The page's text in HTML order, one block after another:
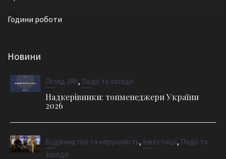
Години роботи
Новини
Огляд ЗМІ, Події та заходи
Надкерівники: топменеджери України
2026
Будівництво та нерухомість, Інвестиції, Події та
заходи